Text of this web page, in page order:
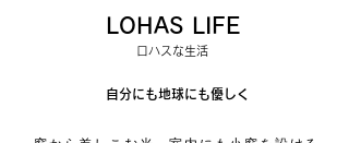
LOHAS LIFE
ロハスな生活
自分にも地球にも優しく